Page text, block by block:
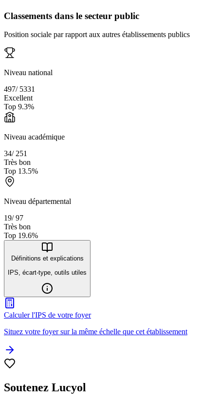
Classements dans le secteur public
Position sociale par rapport aux autres établissements publics
Niveau national
497/ 5331
Excellent
Top 9.3%
Niveau académique
34/ 251
Très bon
Top 13.5%
Niveau départemental
19/97
Très bon
Top 19.6%
Définitions et explications
IPS, écart-type, outils utiles
Calculer l'IPS de votre foyer
Situez votre foyer sur la même échelle que cet établissement
Soutenez Lucyol